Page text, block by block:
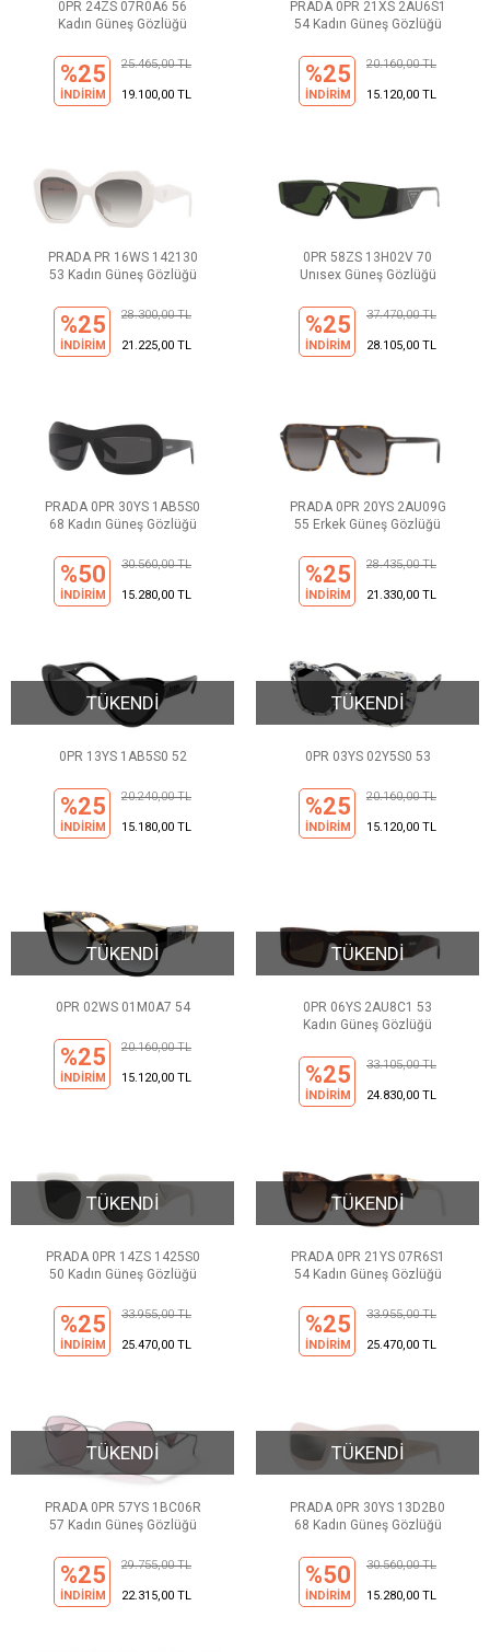
0PR 24ZS 07R0A6 56
Kadın Güneş Gözlüğü
%25
İNDİRİM
25.465,00 TL
19.100,00 TL
PRADA 0PR 21XS 2AU6S1
54 Kadın Güneş Gözlüğü
%25
İNDİRİM
20.160,00 TL
15.120,00 TL
PRADA PR 16WS 142130
53 Kadın Güneş Gözlüğü
%25
İNDİRİM
28.300,00 TL
21.225,00 TL
0PR 58ZS 13H02V 70
Unısex Güneş Gözlüğü
%25
İNDİRİM
37.470,00 TL
28.105,00 TL
PRADA 0PR 30YS 1AB5S0
68 Kadın Güneş Gözlüğü
%50
İNDİRİM
30.560,00 TL
15.280,00 TL
PRADA 0PR 20YS 2AU09G
55 Erkek Güneş Gözlüğü
%25
İNDİRİM
28.435,00 TL
21.330,00 TL
TÜKENDİ
0PR 13YS 1AB5S0 52
%25
İNDİRİM
20.240,00 TL
15.180,00 TL
TÜKENDİ
0PR 03YS 02Y5S0 53
%25
İNDİRİM
20.160,00 TL
15.120,00 TL
TÜKENDİ
0PR 02WS 01M0A7 54
%25
İNDİRİM
20.160,00 TL
15.120,00 TL
TÜKENDİ
0PR 06YS 2AU8C1 53
Kadın Güneş Gözlüğü
%25
İNDİRİM
33.105,00 TL
24.830,00 TL
TÜKENDİ
PRADA 0PR 14ZS 1425S0
50 Kadın Güneş Gözlüğü
%25
İNDİRİM
33.955,00 TL
25.470,00 TL
TÜKENDİ
PRADA 0PR 21YS 07R6S1
54 Kadın Güneş Gözlüğü
%25
İNDİRİM
33.955,00 TL
25.470,00 TL
TÜKENDİ
PRADA 0PR 57YS 1BC06R
57 Kadın Güneş Gözlüğü
%25
İNDİRİM
29.755,00 TL
22.315,00 TL
TÜKENDİ
PRADA 0PR 30YS 13D2B0
68 Kadın Güneş Gözlüğü
%50
İNDİRİM
30.560,00 TL
15.280,00 TL